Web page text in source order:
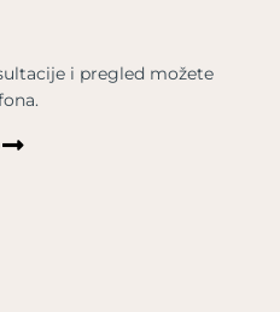
i pregled možete